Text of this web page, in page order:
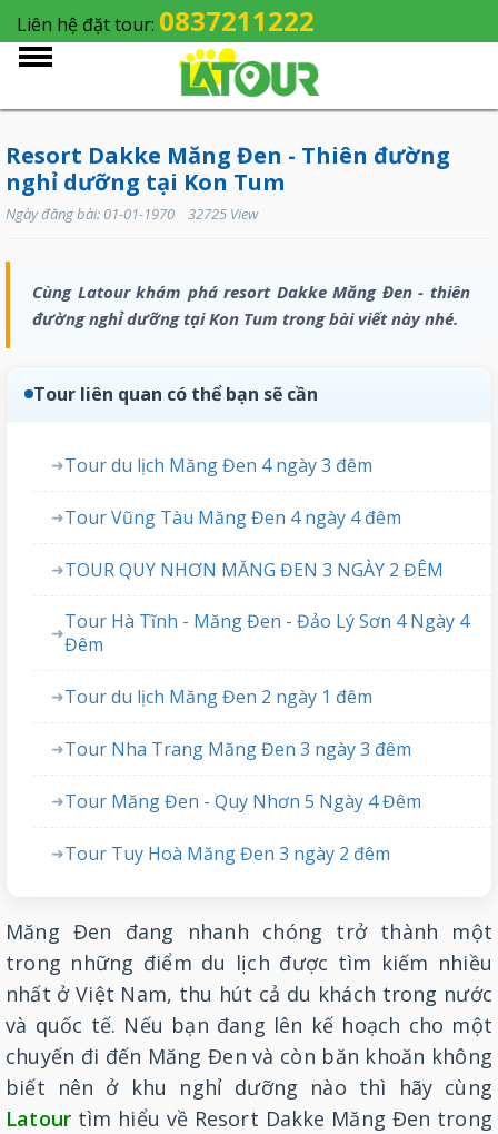
Liên hệ đặt tour: 0837211222
Resort Dakke Măng Đen - Thiên đường
nghỉ dưỡng tại Kon Tum
Ngày đăng bài: 01-01-1970 32725 View
Cùng Latour khám phá resort Dakke Măng Đen - thiên
đường nghỉ dưỡng tại Kon Tum trong bài viết này nhé.
Tour liên quan có thể bạn sẽ cần
➜Tour du lịch Măng Đen 4 ngày 3 đêm
➜Tour Vũng Tàu Măng Đen 4 ngày 4 đêm
➜TOUR QUY NHƠN MĂNG ĐEN 3 NGÀY 2 ĐÊM
➜Tour Hà Tĩnh - Măng Đen - Đảo Lý Sơn 4 Ngày 4
Đêm
➜Tour du lịch Măng Đen 2 ngày 1 đêm
➜Tour Nha Trang Măng Đen 3 ngày 3 đêm
➜Tour Măng Đen - Quy Nhơn 5 Ngày 4 Đêm
➜Tour Tuy Hoà Măng Đen 3 ngày 2 đêm
Măng Đen đang nhanh chóng trở thành một
trong những điểm du lịch được tìm kiếm nhiều
nhất ở Việt Nam, thu hút cả du khách trong nước
và quốc tế. Nếu bạn đang lên kế hoạch cho một
chuyến đi đến Măng Đen và còn băn khoăn không
biết nên ở khu nghỉ dưỡng nào thì hãy cùng
Latour tìm hiểu về Resort Dakke Măng Đen trong